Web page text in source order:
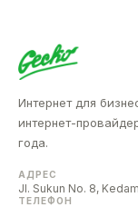
Интернет для
интернет-
года.
АДРЕС
Jl. Sukun No. 8,
ТЕЛЕФОН